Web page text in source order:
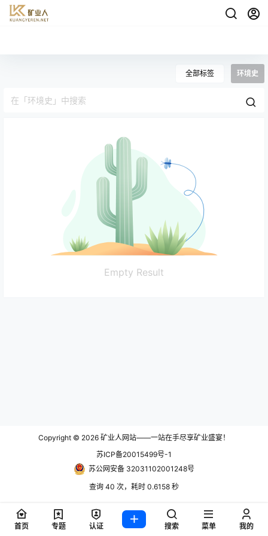
全部标签 环境史
Empty Result
Copyright © 2026 矿业人网站——一站在手尽享矿业盛宴！
苏ICP备20015499号-1
苏公网安备 32031102001248号
查询 40 次，耗时 0.6158 秒
首页 专题 认证 搜索 菜单 我的